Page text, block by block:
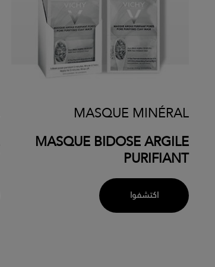
MASQUE MINÉRAL
MASQUE BIDOSE ARGILE
PURIFIANT
اكتشفوا